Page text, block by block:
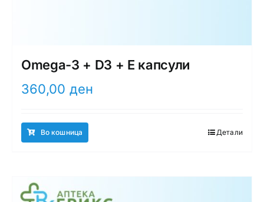
Omega-3 + D3 + E капсули
360,00 ден
Во кошница Детали